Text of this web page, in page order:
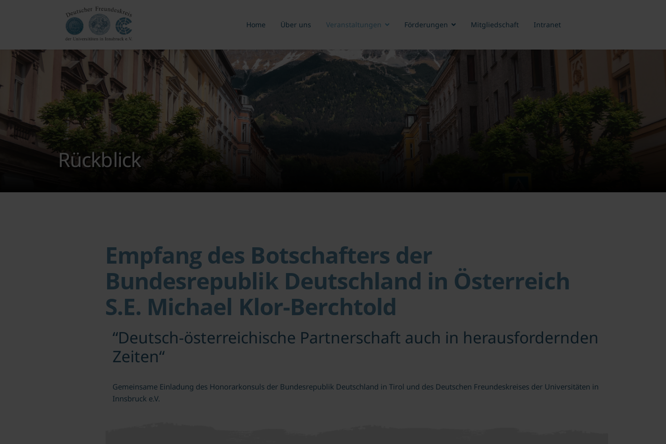
Home Über uns Veranstaltungen Förderungen Mitgliedschaft Intranet
Rückblick
Empfang des Botschafters der
Bundesrepublik Deutschland in Österreich
S.E. Michael Klor-Berchtold
“Deutsch-österreichische Partnerschaft auch in herausfordernden
Zeiten“
Gemeinsame Einladung des Honorarkonsuls der Bundesrepublik Deutschland in Tirol und des Deutschen Freundeskreises der Universitäten in
Innsbruck e.V.